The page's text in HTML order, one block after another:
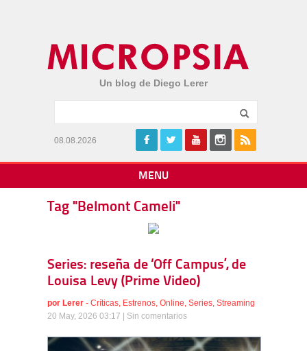
Un blog de Diego Lerer
08.08.2026
MENU
Tag "Belmont Cameli"
Series: reseña de ‘Off Campus’, de
Louisa Levy (Prime Video)
por Lerer - Críticas, Estrenos, Online, Series, Streaming
20 May, 2026 03:17 | Sin comentarios